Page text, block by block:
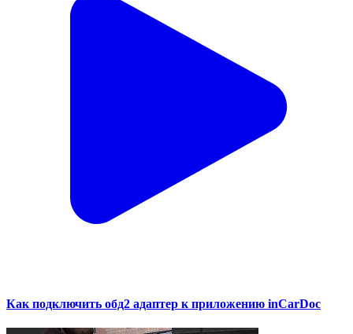
Как подключить обд2 адаптер к приложению inCarDoc